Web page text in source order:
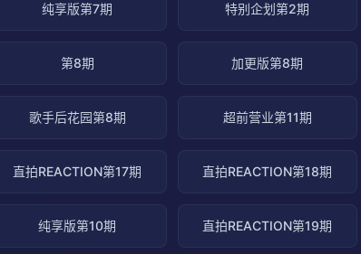
纯享版第7期 特别企划第2期
第8期 加更版第8期
歌手后花园第8期 超前营业第11期
直拍REACTION第17期 直拍REACTION第18期
纯享版第10期 直拍REACTION第19期